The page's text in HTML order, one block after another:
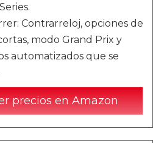
Contrarreloj, opciones de
modo Grand Prix y
automatizados que se
precios en Amazon